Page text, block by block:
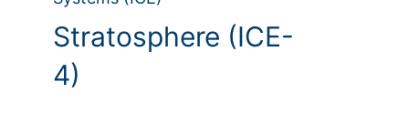
Stratosphere (ICE-
4)